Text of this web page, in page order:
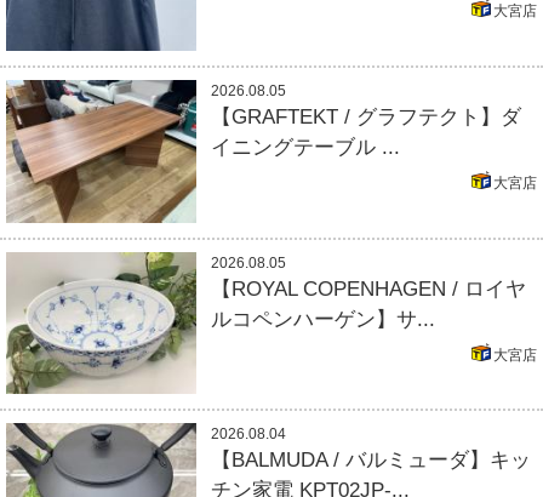
大宮店
2026.08.05
【GRAFTEKT / グラフテクト】ダ
イニングテーブル ...
大宮店
2026.08.05
【ROYAL COPENHAGEN / ロイヤ
ルコペンハーゲン】サ...
大宮店
2026.08.04
【BALMUDA / バルミューダ】キッ
チン家電 KPT02JP-...